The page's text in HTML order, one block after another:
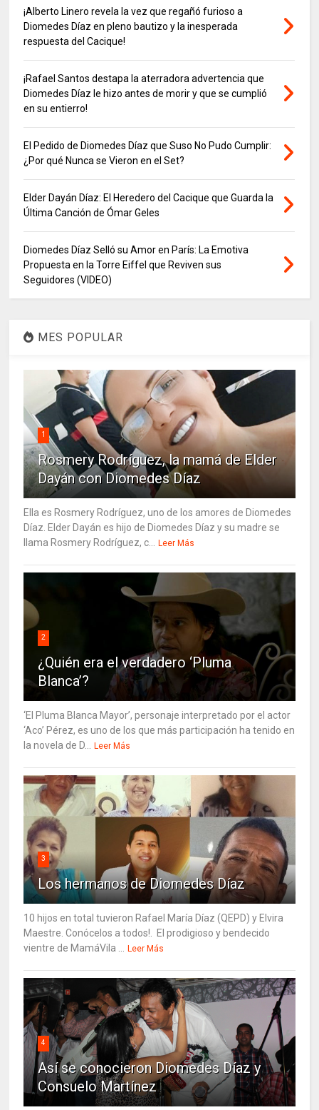
¡Alberto Linero revela la vez que regañó furioso a
Diomedes Díaz en pleno bautizo y la inesperada
respuesta del Cacique!
¡Rafael Santos destapa la aterradora advertencia que
Diomedes Díaz le hizo antes de morir y que se cumplió
en su entierro!
El Pedido de Diomedes Díaz que Suso No Pudo Cumplir:
¿Por qué Nunca se Vieron en el Set?
Elder Dayán Díaz: El Heredero del Cacique que Guarda la
Última Canción de Ómar Geles
Diomedes Díaz Selló su Amor en París: La Emotiva
Propuesta en la Torre Eiffel que Reviven sus
Seguidores (VIDEO)
MES POPULAR
1
Rosmery Rodríguez, la mamá de Elder
Dayán con Diomedes Díaz
Ella es Rosmery Rodríguez, uno de los amores de Diomedes
Díaz. Elder Dayán es hijo de Diomedes Díaz y su madre se
llama Rosmery Rodríguez, c...
Leer Más
2
¿Quién era el verdadero ‘Pluma
Blanca’?
‘El Pluma Blanca Mayor’, personaje interpretado por el actor
‘Aco’ Pérez, es uno de los que más participación ha tenido en
la novela de D...
Leer Más
3
Los hermanos de Diomedes Díaz
10 hijos en total tuvieron Rafael María Díaz (QEPD) y Elvira
Maestre. Conócelos a todos!. El prodigioso y bendecido
vientre de MamáVila ...
Leer Más
4
Así se conocieron Diomedes Díaz y
Consuelo Martínez